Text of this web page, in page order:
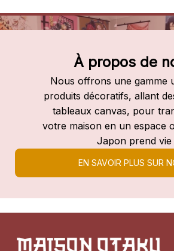
À propos de
Nous offrons une gamme
produits décoratifs, allant
tableaux canvas, pour
votre maison en un espace
Japon prend vie
EN SAVOIR PLUS SUR